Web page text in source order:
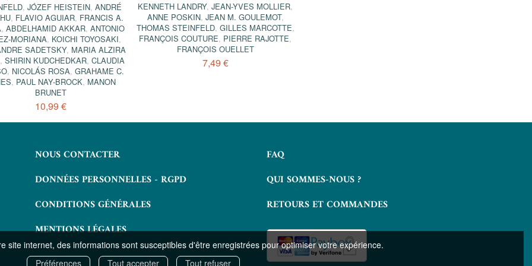
site internet, des informations sont susceptibles d'être enregistrées pour optimiser votre expérience.
Préférences
Tout accepter Tout refuser
, JÓZEF HEISTEIN, ANDRÉ
, FLAVIO AGUIAR, FRANCIS A.
,ABDELHAMID AKKAR,ANTONIO
MORIANA, KOICHI TOYOSAKI,
SADETSKY, MARIA ALZIRA
,SHIRIN KUDCHEDKAR,CLAUDIA
, NICOLÁS ROSA, GRAHAME C.
, PAUL NAY-BROCK, MANON
BRUNET
10,99 €
KENNETH LANDRY,JEAN-YVES MOLLIER,
ANNE POSKIN, JEAN M. GOULEMOT,
THOMAS STEINFELD, GILLES MARCOTTE,
FRANÇOIS COUTURE, PIERRE RAJOTTE,
FRANÇOIS OUELLET
7,49 €
NOUS CONTACTER
DONNÉES PERSONNELLES - RGPD
CONDITIONS GÉNÉRALES
MENTIONS LÉGALES
FAQ
QUI SOMMES-NOUS ?
RETOURS ET COMMANDES